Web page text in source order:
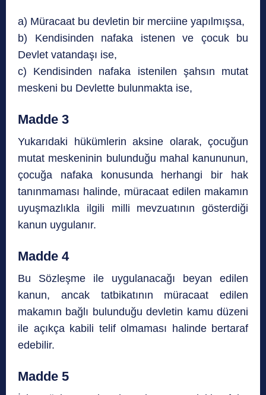
a) Müracaat bu devletin bir merciine yapılmışsa,
b) Kendisinden nafaka istenen ve çocuk bu
Devlet vatandaşı ise,
c) Kendisinden nafaka istenilen şahsın mutat
meskeni bu Devlette bulunmakta ise,
Madde 3
Yukarıdaki hükümlerin aksine olarak, çocuğun
mutat meskeninin bulunduğu mahal kanununun,
çocuğa nafaka konusunda herhangi bir hak
tanınmaması halinde, müracaat edilen makamın
uyuşmazlıkla ilgili milli mevzuatının gösterdiği
kanun uygulanır.
Madde 4
Bu Sözleşme ile uygulanacağı beyan edilen
kanun, ancak tatbikatının müracaat edilen
makamın bağlı bulunduğu devletin kamu düzeni
ile açıkça kabili telif olmaması halinde bertaraf
edebilir.
Madde 5